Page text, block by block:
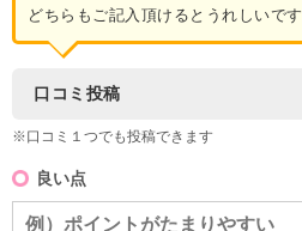
どちらもご記入頂けるとうれしいです
口コミ投稿
※口コミ１つでも投稿できます
良い点